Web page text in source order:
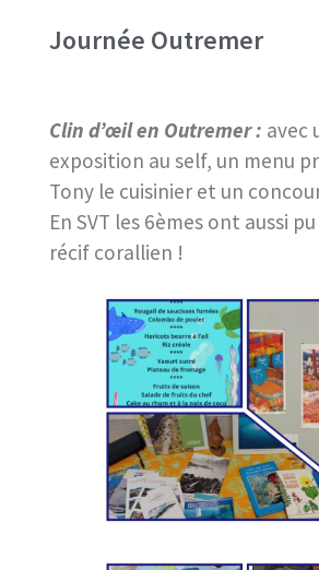
Journée Outremer
Clin d’œil en Outremer : avec
exposition au self, un menu
Tony le cuisinier et un
En SVT les 6èmes ont aussi
récif corallien !